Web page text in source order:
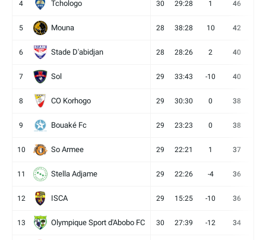
4 Tchologo 30 29:28 1 46
5 Mouna 28 38:28 10 42
6 Stade D'abidjan 28 28:26 2 40
7 Sol 29 33:43 -10 40
8 CO Korhogo 29 30:30 0 38
9 Bouaké Fc 29 23:23 0 38
10 So Armee 29 22:21 1 37
11 Stella Adjame 29 22:26 -4 36
12 ISCA 29 15:25 -10 36
13 Olympique Sport d'Abobo FC 30 27:39 -12 34